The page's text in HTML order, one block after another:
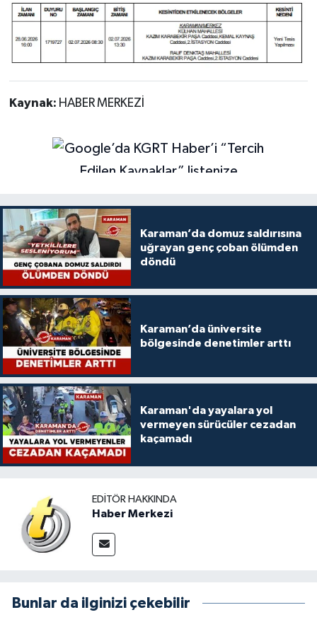
Kaynak: HABER MERKEZİ
Karaman’da domuz saldırısına
uğrayan genç çoban ölümden
döndü
Karaman’da üniversite
bölgesinde denetimler arttı
Karaman'da yayalara yol
vermeyen sürücüler cezadan
kaçamadı
EDITÖR HAKKINDA
Haber Merkezi
Bunlar da ilginizi çekebilir